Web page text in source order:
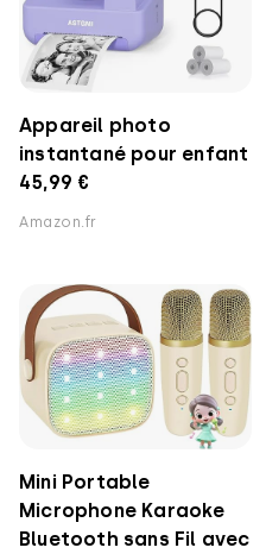
Appareil photo
instantané pour enfant
45,99 €
Amazon.fr
Mini Portable
Microphone Karaoke
Bluetooth sans Fil avec